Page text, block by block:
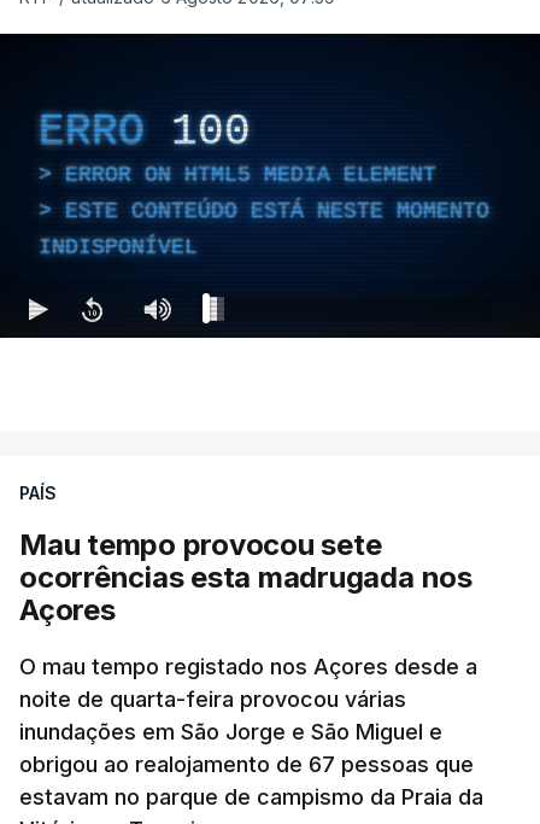
ERRO 100
ERROR ON HTML5 MEDIA ELEMENT
ESTE CONTEÚDO ESTÁ NESTE MOMENTO
INDISPONÍVEL
PAÍS
Mau tempo provocou sete
ocorrências esta madrugada nos
Açores
O mau tempo registado nos Açores desde a
noite de quarta-feira provocou várias
inundações em São Jorge e São Miguel e
obrigou ao realojamento de 67 pessoas que
estavam no parque de campismo da Praia da